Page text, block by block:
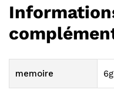
memoire